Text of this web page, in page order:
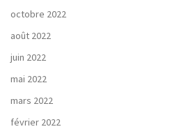
octobre 2022
août 2022
juin 2022
mai 2022
mars 2022
février 2022